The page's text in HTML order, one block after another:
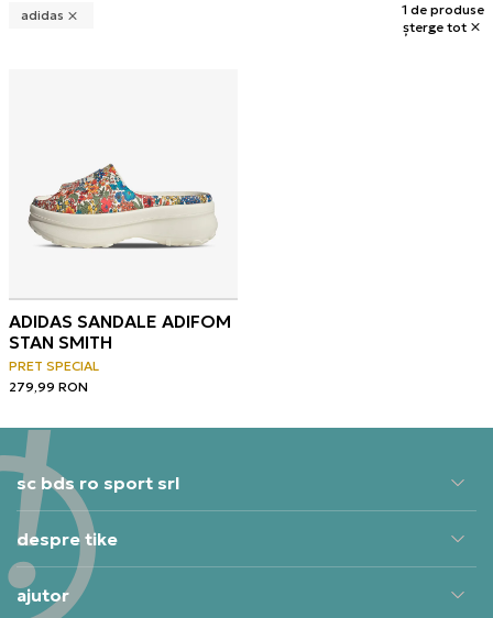
adidas
1 de produse
șterge tot
ADIDAS SANDALE ADIFOM
STAN SMITH
PRET SPECIAL
279,99 RON
sc bds ro sport srl
despre tike
ajutor